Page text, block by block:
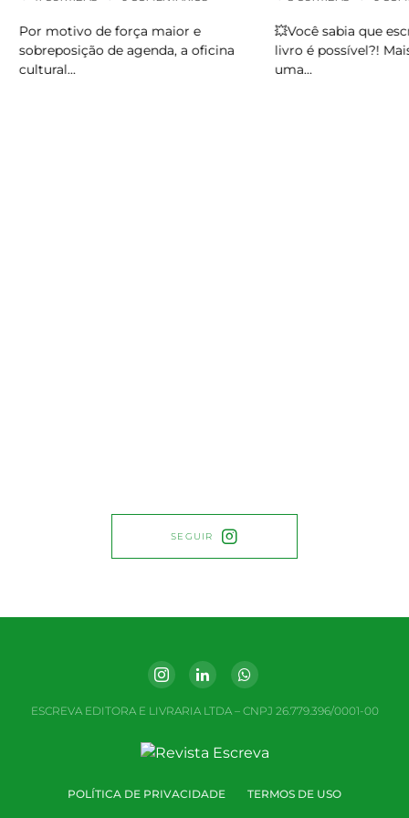
Por motivo de força maior e
sobreposição de agenda, a oficina
cultural…
💥Você sabia que
livro é possível?! Mais
uma…
SEGUIR
ESCREVA EDITORA E LIVRARIA LTDA – CNPJ 26.779.396/0001-00
POLÍTICA DE PRIVACIDADE TERMOS DE USO